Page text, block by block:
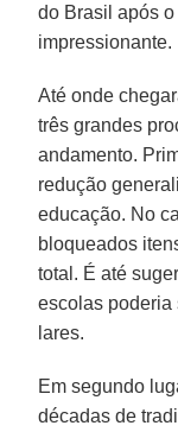
do Brasil após
impressionante.
Até onde
três grandes
andamento.
redução
educação. No
bloqueados
total. É até
escolas poderia
lares.
Em segundo
décadas de